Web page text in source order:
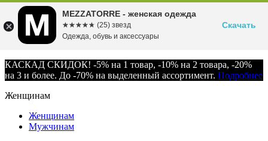
КАСКАД СКИДОК! -5% на 1 товар, -10% на 2 товара, -20%
на 3 и более. До -70% на выделенный ассортимент. Подробнее
Женщинам
Женщинам
Мужчинам
MEZZATORRE - женская одежда
☆☆☆☆☆
★★★★★ (25) звезд
Одежда, обувь и аксессуары
Скачать